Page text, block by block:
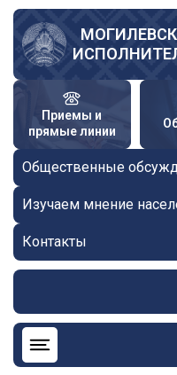
Перейти
основному
содержанию
Приемы и
прямые линии
Общественные
Изучаем мнение
Контакты